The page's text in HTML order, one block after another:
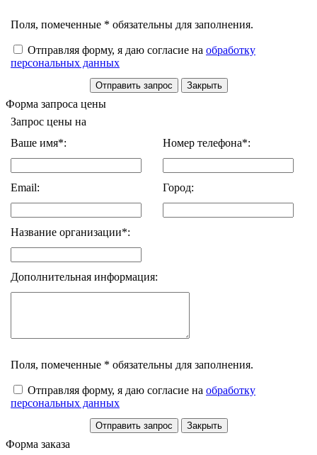
Поля, помеченные * обязательны для заполнения.
Отправляя форму, я даю согласие на обработку
персональных данных
Форма запроса цены
Запрос цены на
Ваше имя*:
Номер телефона*:
Email: Город:
Название организации*:
Дополнительная информация:
Поля, помеченные * обязательны для заполнения.
Отправляя форму, я даю согласие на обработку
персональных данных
Форма заказа